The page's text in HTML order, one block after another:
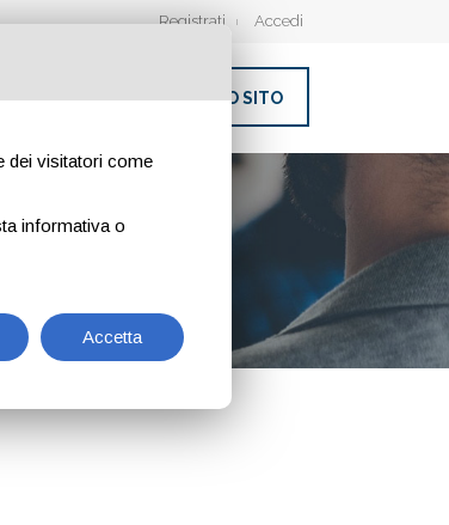
Registrati Accedi
INSERISCI IL TUO SITO
dei visitatori come
informativa o
Accetta